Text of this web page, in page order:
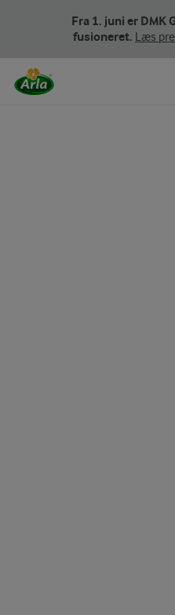
Fra 1. juni er DMK
fusioneret. Læs